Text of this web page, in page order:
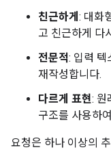
친근하게 : 대화
고 친근하게 다
전문적: 입력 텍
재작성합니다.
다르게 표현: 원
구조를 사용하
요청은 하나 이상의